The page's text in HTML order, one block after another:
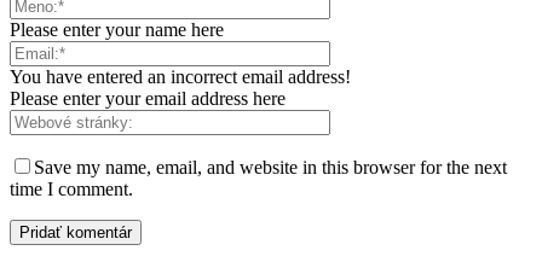
Please enter your name here
You have entered an incorrect email address!
Please enter your email address here
Save my name, email, and website in this browser for the next
time I comment.